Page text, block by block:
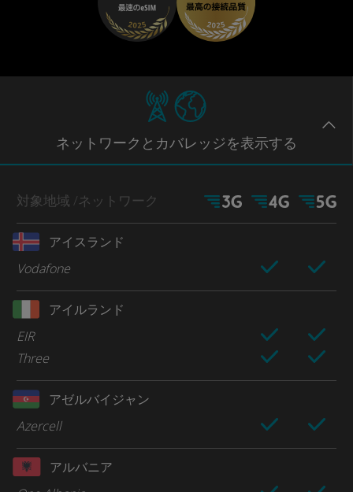
ネットワークとカバレッジを表示する
対象地域 /ネットワーク
アイスランド
Vodafone
アイルランド
EIR
Three
アゼルバイジャン
Azercell
アルバニア